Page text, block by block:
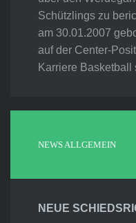
Schützlings zu
am 30.01.2007
auf der Center-
Karriere
NEWS ALLGEMEIN
NEUE